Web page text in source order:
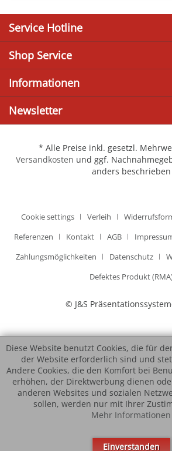
Service Hotline
Shop Service
Informationen
Newsletter
* Alle Preise inkl. gesetzl.
Versandkosten und ggf.
anders beschrieben
Cookie settings Verleih
Referenzen
Kontakt AGB
Zahlungsmöglichkeiten
Datenschutz
Defektes Produkt
© J&S
Diese Website benutzt Cookies, die für
der Website erforderlich sind und
Andere Cookies, die den Komfort bei
erhöhen, der Direktwerbung dienen
anderen Websites und sozialen
sollen, werden nur mit Ihrer
Mehr Informationen
Einverstanden